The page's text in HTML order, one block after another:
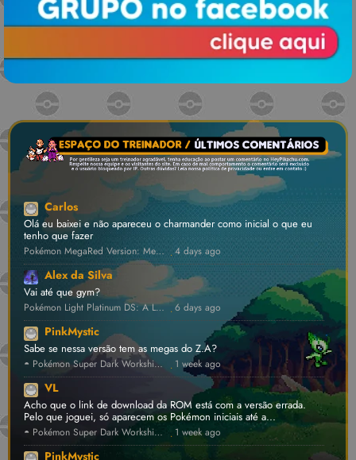
Carlos
Olá eu baixei e não apareceu o charmander como inicial o que eu
tenho que fazer
Pokémon MegaRed Version: Megas Inéditas, Dynamax e Z-Moves! [v1.4] 💾 • GBA ROM Hack ·4 days ago
Alex da Silva
Vai até que gym?
Pokémon Light Platinum DS: A Lendária Hack Renasceu! [v0.2.1] ⛔ • NDS ROM Hack ·6 days ago
PinkMystic
Sabe se nessa versão tem as megas do Z.A?
◓ Pokémon Super Dark Workship 2024 ⛔ [v1.4.5] • FanProject ROM Hack · 1 week ago
VL
Acho que o link de download da ROM está com a versão errada.
Pelo que joguei, só aparecem os Pokémon iniciais até a...
◓ Pokémon Super Dark Workship 2024 ⛔ [v1.4.5] • FanProject ROM Hack · 1 week ago
PinkMystic